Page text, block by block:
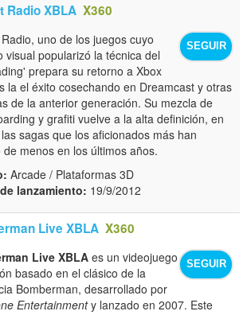
Radio XBLA X360
SEGUIR
uno de los juegos cuyo
visual popularizó la técnica del
prepara su retorno a Xbox
la el éxito cosechando en Dreamcast y otras
de la anterior generación. Su mezcla de
y grafiti vuelve a la alta definición, en
sagas que los aficionados más han
de menos en los últimos años.
Arcade / Plataformas 3D
lanzamiento: 19/9/2012
Live XBLA X360
SEGUIR
Live XBLA es un videojuego
basado en el clásico de la
Bomberman, desarrollado por
Entertainmenty lanzado en 2007. Este